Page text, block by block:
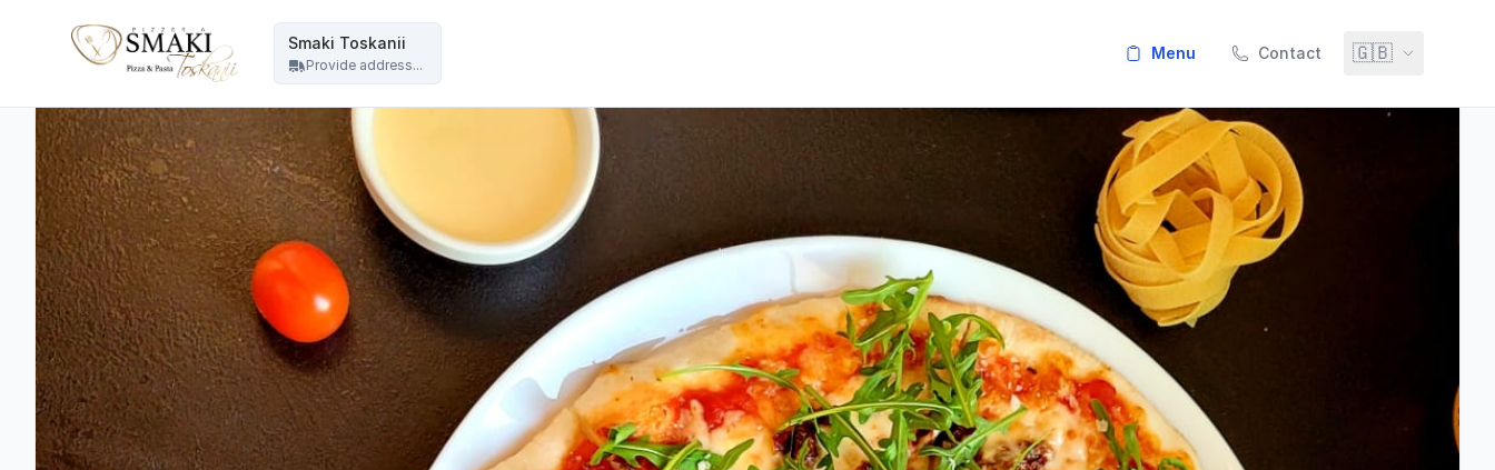
Smaki Toskanii
Provide address...
menu Contact 🇬🇧